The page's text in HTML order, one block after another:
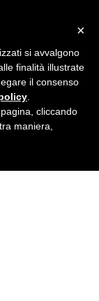
e
1983
dedicata.
di
×
si avvalgono
finalità illustrate
il consenso
cliccando
maniera,